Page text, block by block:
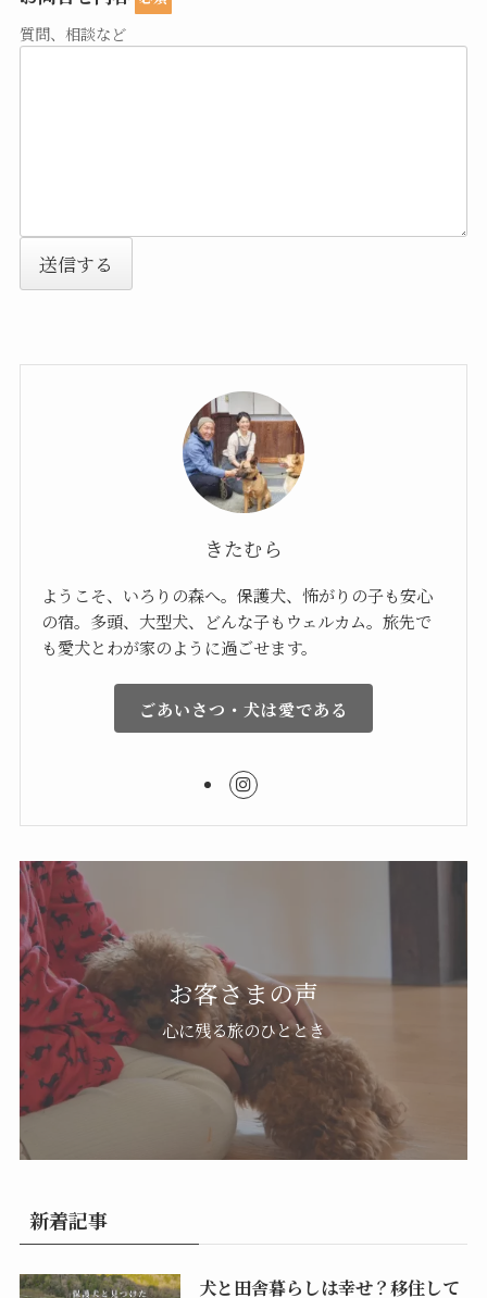
質問、相談など
送信する
きたむら
ようこそ、いろりの森へ。保護犬、怖がりの子も安心
の宿。多頭、大型犬、どんな子もウェルカム。旅先で
も愛犬とわが家のように過ごせます。
ごあいさつ・犬は愛である
お客さまの声
心に残る旅のひととき
新着記事
犬と田舎暮らしは幸せ？移住して